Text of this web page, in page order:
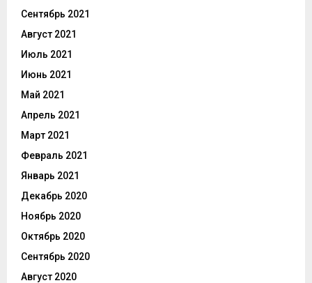
Сентябрь 2021
Август 2021
Июль 2021
Июнь 2021
Май 2021
Апрель 2021
Март 2021
Февраль 2021
Январь 2021
Декабрь 2020
Ноябрь 2020
Октябрь 2020
Сентябрь 2020
Август 2020